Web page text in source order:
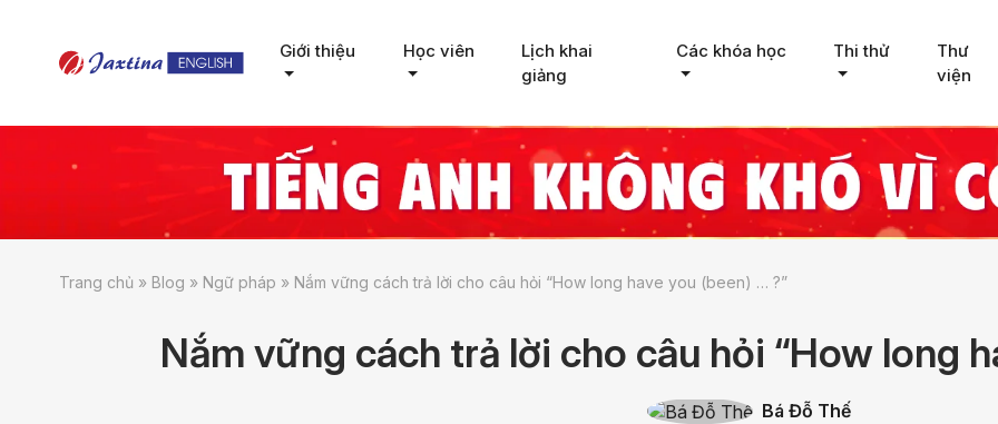
Giới thiệu Học viên
Lịch khai
giảng
Các khóa học Thi thử
Thư
viện
Trang chủ » Blog » Ngữ pháp » Nắm vững cách trả lời cho câu hỏi “How long have you (been) … ?”
Nắm vững cách trả lời cho câu hỏi “How long
Bá Đỗ Thế